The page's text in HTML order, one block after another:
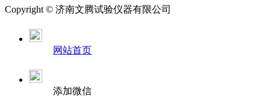
Copyright © 济南文腾试验仪器有限公司
网站首页
添加微信